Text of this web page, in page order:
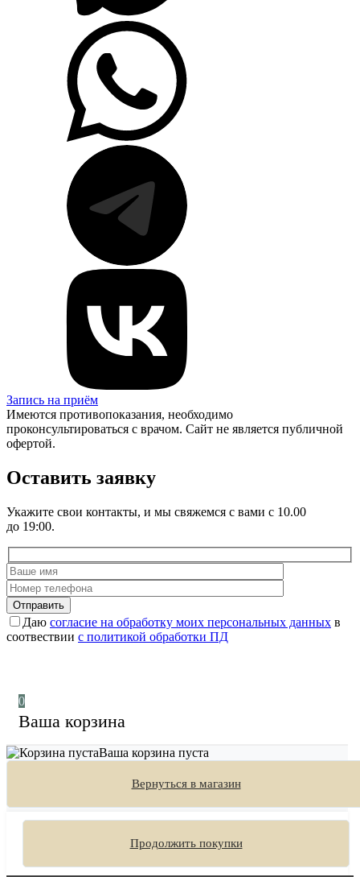
Запись на приём
Имеются противопоказания, необходимо
проконсультироваться с врачом. Сайт не является публичной
офертой.
Оставить заявку
Укажите свои контакты, и мы свяжемся с вами с 10.00
до 19:00.
Отправить
Даю согласие на обработку моих персональных данных в
соотвествии с политикой обработки ПД
0
Ваша корзина
Ваша корзина пуста
Вернуться в магазин
Продолжить покупки